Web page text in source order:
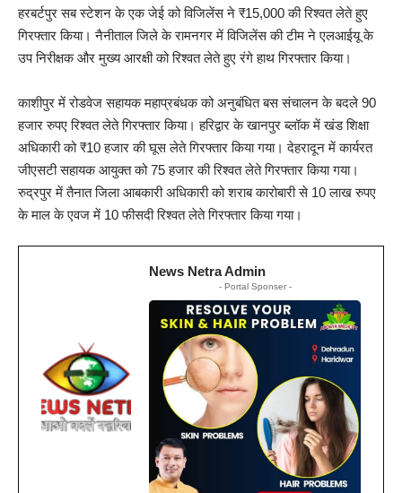
हरबर्टपुर सब स्टेशन के एक जेई को विजिलेंस ने ₹15,000 की रिश्वत लेते हुए
गिरफ्तार किया। नैनीताल जिले के रामनगर में विजिलेंस की टीम ने एलआईयू के
उप निरीक्षक और मुख्य आरक्षी को रिश्वत लेते हुए रंगे हाथ गिरफ्तार किया।
काशीपुर में रोडवेज सहायक महाप्रबंधक को अनुबंधित बस संचालन के बदले 90
हजार रुपए रिश्वत लेते गिरफ्तार किया। हरिद्वार के खानपुर ब्लॉक में खंड शिक्षा
अधिकारी को ₹10 हजार की घूस लेते गिरफ्तार किया गया। देहरादून में कार्यरत
जीएसटी सहायक आयुक्त को 75 हजार की रिश्वत लेते गिरफ्तार किया गया।
रुद्रपुर में तैनात जिला आबकारी अधिकारी को शराब कारोबारी से 10 लाख रुपए
के माल के एवज में 10 फीसदी रिश्वत लेते गिरफ्तार किया गया।
News Netra Admin
- Portal Sponser -